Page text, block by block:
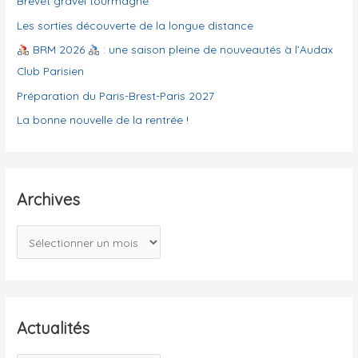
i
e
s
Les sorties découverte de la longue distance
BRM 2026
: une saison pleine de nouveautés à l’Audax
Club Parisien
Préparation du Paris-Brest-Paris 2027
La bonne nouvelle de la rentrée !
Archives
r
Actualités